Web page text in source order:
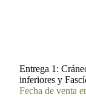
Entrega 1:
inferiores y
Fecha de venta